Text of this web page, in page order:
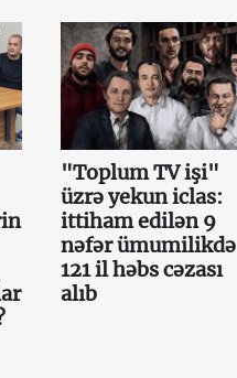
"Toplum TV işi"
üzrə yekun iclas:
ittiham edilən 9
nəfər ümumilikdə
121 il həbs cəzası
alıb